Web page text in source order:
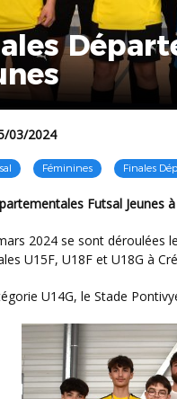
03/2024
Féminines Finales
Futsal Jeunes
U15F, U18F et U18G à
U14G, le Stade